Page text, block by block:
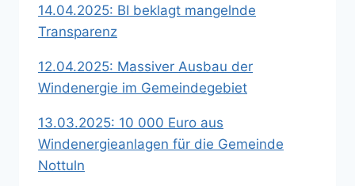
14.04.2025: BI beklagt mangelnde
Transparenz
12.04.2025: Massiver Ausbau der
Windenergie im Gemeindegebiet
13.03.2025: 10 000 Euro aus
Windenergieanlagen für die Gemeinde
Nottuln